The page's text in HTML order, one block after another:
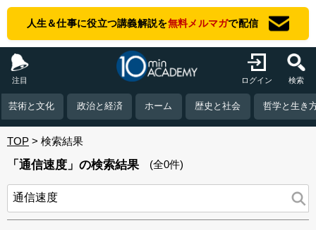
人生＆仕事に役立つ講義解説を無料メルマガで配信
注目 ログイン 検索
芸術と文化 政治と経済 ホーム 歴史と社会 哲学と生き
TOP 検索結果
「通信速度」の検索結果 (全0件)